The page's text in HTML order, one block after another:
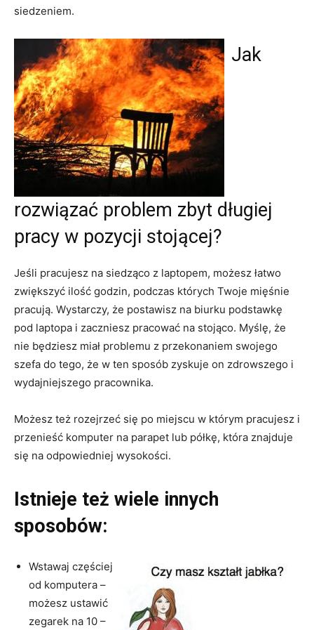
siedzeniem.
Jak
rozwiązać problem zbyt długiej
pracy w pozycji stojącej?
Jeśli pracujesz na siedząco z laptopem, możesz łatwo
zwiększyć ilość godzin, podczas których Twoje mięśnie
pracują. Wystarczy, że postawisz na biurku podstawkę
pod laptopa i zaczniesz pracować na stojąco. Myślę, że
nie będziesz miał problemu z przekonaniem swojego
szefa do tego, że w ten sposób zyskuje on zdrowszego i
wydajniejszego pracownika.
Możesz też rozejrzeć się po miejscu w którym pracujesz i
przenieść komputer na parapet lub półkę, która znajduje
się na odpowiedniej wysokości.
Istnieje też wiele innych
sposobów:
Wstawaj częściej
od komputera –
możesz ustawić
zegarek na 10 –